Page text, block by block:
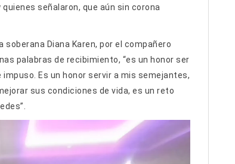
señalaron, que aún sin corona
Diana Karen, por el compañero
palabras de recibimiento, “es un honor ser
Es un honor servir a mis semejantes,
sus condiciones de vida, es un reto